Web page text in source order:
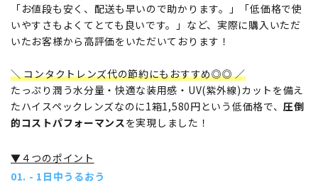
「お値段も安く、配送も早いので助かります。」「低価格で使
いやすさもよくてとても良いです。」など、実際に購入いただ
いたお客様から高評価をいただいております！
＼ コンタクトレンズ代の節約にもおすすめ◎◎ ／
たっぷり潤う水分量・快適な装用感・UV(紫外線)カットを備え
たハイスペックレンズなのに1箱1,580円という低価格で、圧倒
的コストパフォーマンスを実現しました！
▼４つのポイント
01. - 1日中うるおう